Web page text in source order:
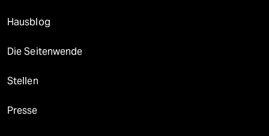
Hausblog
Die Seitenwende
Stellen
Presse